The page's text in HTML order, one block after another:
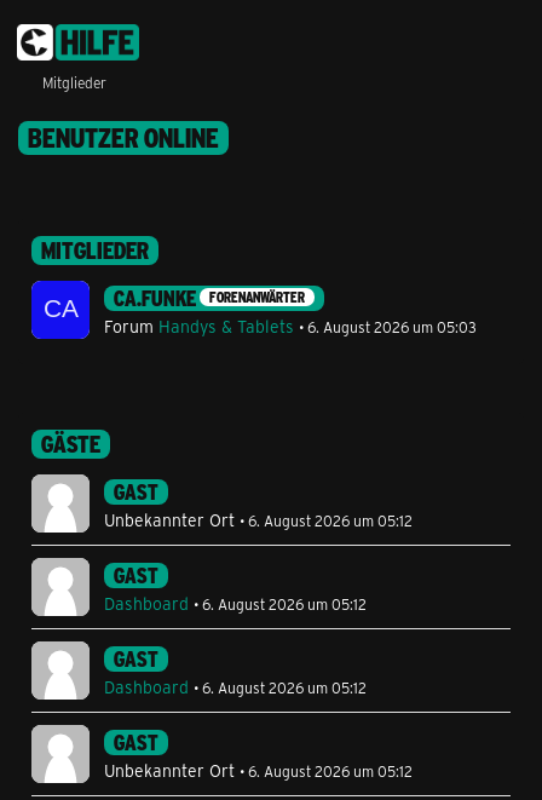
Mitglieder
BENUTZER ONLINE
MITGLIEDER
CA.FUNKE FORENANWÄRTER
Forum Handys & Tablets 6. August 2026 um 05:03
GÄSTE
GAST
Unbekannter Ort 6. August 2026 um 05:12
GAST
Dashboard 6. August 2026 um 05:12
GAST
Dashboard 6. August 2026 um 05:12
GAST
Unbekannter Ort 6. August 2026 um 05:12